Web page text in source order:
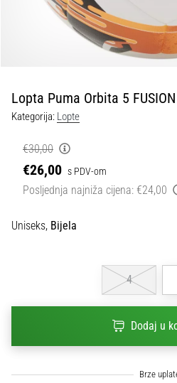
1. 7. 2025
•
1 min. čitanja
Play
for
More
Pripremi
službenim
i
Lopta Puma Orbita 5
Kategorija: Lopte
€30,00
€26,00 s PDV-om
Posljednja najniža cijena: €24,00
Uniseks, Bijela
4
Dodaj u